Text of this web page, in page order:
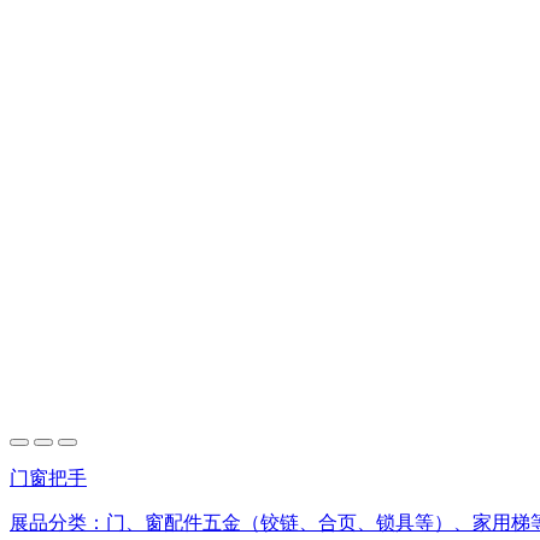
门窗把手
展品分类： 门、窗配件五金（铰链、合页、锁具等）、家用梯